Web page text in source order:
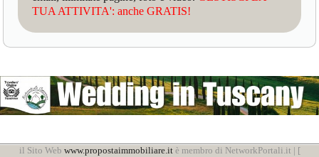
TUA ATTIVITA': anche GRATIS!
il Sito Web www.propostaimmobiliare.itè membro di NetworkPortali.it | [